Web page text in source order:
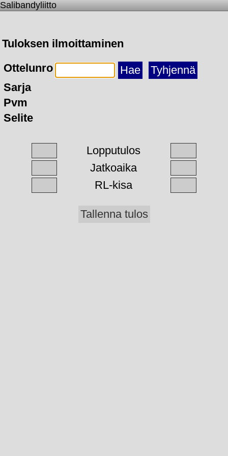
Salibandyliitto
Tuloksen ilmoittaminen
Ottelunro
Sarja
Pvm
Selite
Lopputulos
Jatkoaika
RL-kisa